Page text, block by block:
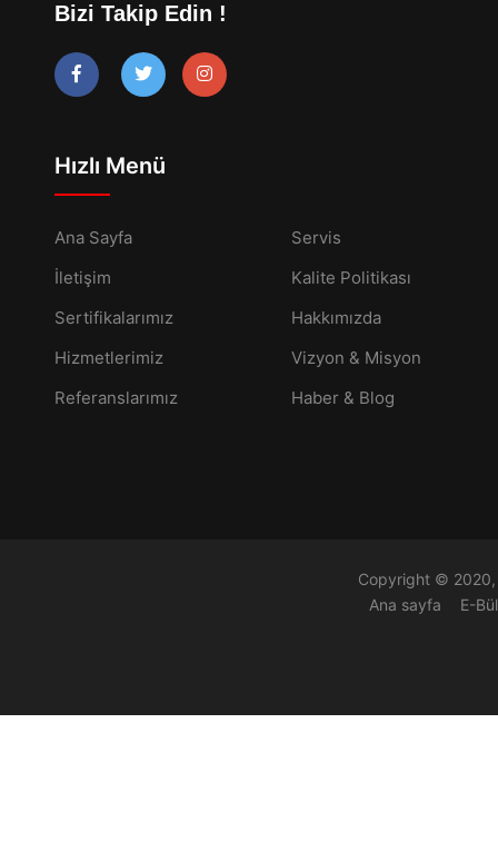
Bizi Takip Edin !
Hızlı Menü
Ana Sayfa
Servis
İletişim
Kalite Politikası
Sertifikalarımız
Hakkımızda
Hizmetlerimiz
Vizyon & Misyon
Referanslarımız
Haber & Blog
Copyright © 2020,
Ana sayfa
E-